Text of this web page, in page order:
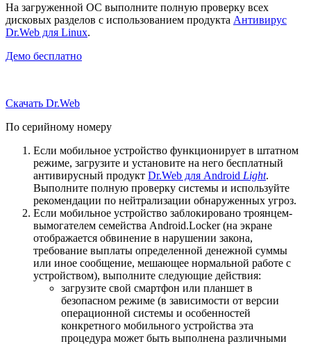
На загруженной ОС выполните полную проверку всех
дисковых разделов с использованием продукта Антивирус
Dr.Web для Linux.
Демо бесплатно
Скачать Dr.Web
По серийному номеру
Если мобильное устройство функционирует в штатном
режиме, загрузите и установите на него бесплатный
антивирусный продукт Dr.Web для Android Light.
Выполните полную проверку системы и используйте
рекомендации по нейтрализации обнаруженных угроз.
Если мобильное устройство заблокировано троянцем-
вымогателем семейства Android.Locker (на экране
отображается обвинение в нарушении закона,
требование выплаты определенной денежной суммы
или иное сообщение, мешающее нормальной работе с
устройством), выполните следующие действия:
загрузите свой смартфон или планшет в
безопасном режиме (в зависимости от версии
операционной системы и особенностей
конкретного мобильного устройства эта
процедура может быть выполнена различными